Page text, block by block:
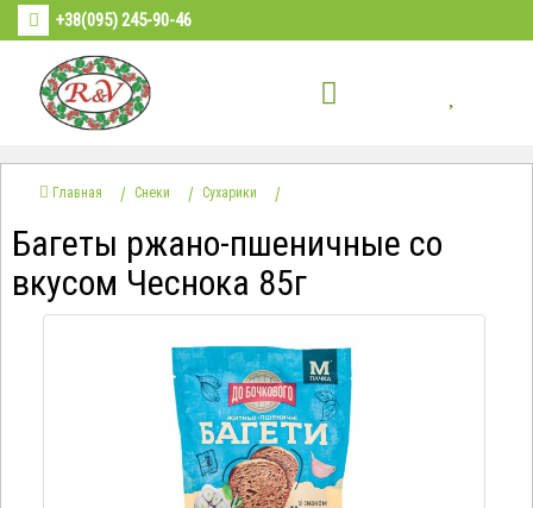
+38(095) 245-90-46
Главная Снеки Сухарики
Багеты ржано-пшеничные со
вкусом Чеснока 85г